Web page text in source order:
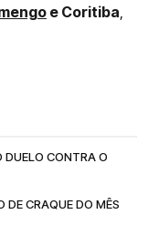
e Coritiba
DUELO CONTRA O
DE CRAQUE DO MÊS